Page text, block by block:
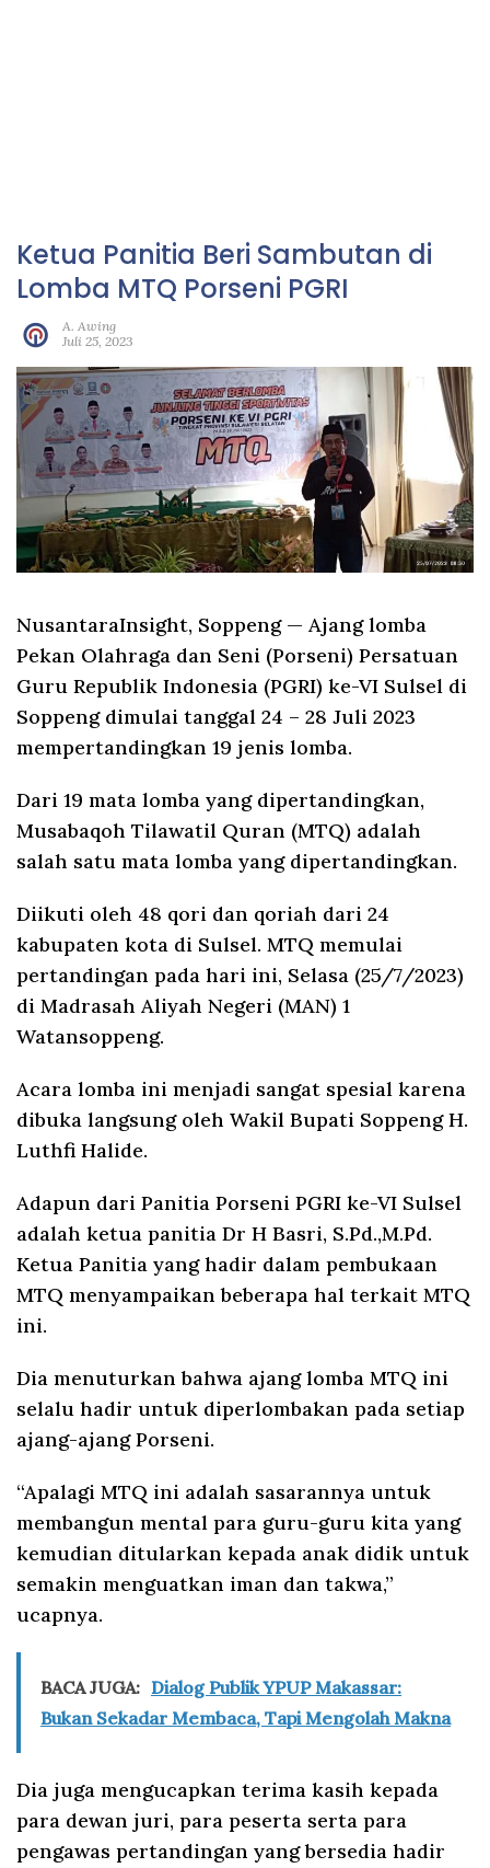
Ketua Panitia Beri Sambutan di
Lomba MTQ Porseni PGRI
A. Awing
Juli 25, 2023
NusantaraInsight, Soppeng— Ajang lomba
Pekan Olahraga dan Seni (Porseni) Persatuan
Guru Republik Indonesia (PGRI) ke-VI Sulsel di
Soppeng dimulai tanggal 24 – 28 Juli 2023
mempertandingkan 19 jenis lomba.
Dari 19 mata lomba yang dipertandingkan,
Musabaqoh Tilawatil Quran (MTQ) adalah
salah satu mata lomba yang dipertandingkan.
Diikuti oleh 48 qori dan qoriah dari 24
kabupaten kota di Sulsel. MTQ memulai
pertandingan pada hari ini, Selasa (25/7/2023)
di Madrasah Aliyah Negeri (MAN) 1
Watansoppeng.
Acara lomba ini menjadi sangat spesial karena
dibuka langsung oleh Wakil Bupati Soppeng H.
Luthfi Halide.
Adapun dari Panitia Porseni PGRI ke-VI Sulsel
adalah ketua panitia Dr H Basri, S.Pd.,M.Pd.
Ketua Panitia yang hadir dalam pembukaan
MTQ menyampaikan beberapa hal terkait MTQ
ini.
Dia menuturkan bahwa ajang lomba MTQ ini
selalu hadir untuk diperlombakan pada setiap
ajang-ajang Porseni.
“Apalagi MTQ ini adalah sasarannya untuk
membangun mental para guru-guru kita yang
kemudian ditularkan kepada anak didik untuk
semakin menguatkan iman dan takwa,”
ucapnya.
BACA JUGA: Dialog Publik YPUP Makassar:
Bukan Sekadar Membaca, Tapi Mengolah Makna
Dia juga mengucapkan terima kasih kepada
para dewan juri, para peserta serta para
pengawas pertandingan yang bersedia hadir